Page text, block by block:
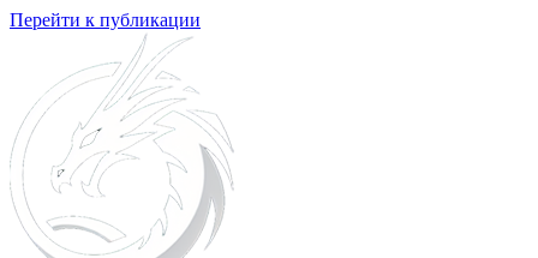
Перейти к публикации